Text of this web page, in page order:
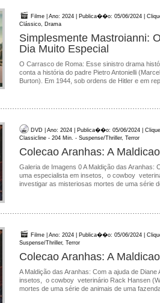
Filme | Ano: 2024 | Publica��o: 05/06/2024 |
Clássico, Drama
Simplesmente Mastroianni:
Dia Muito Especial
O Carrasco de Roma: Esse sinistro drama
conta a história do padre Pietro Antonielli
Burton). Em 1944, sob ordens de Hitler e em
DVD | Ano: 2024 | Publica��o: 05/06/2024 |
Classicline - 204 Min. - Suspense/Thriller, Terror
Colecao Aranhas: A
Galeria de Imagens 0 A Maldição das Aranhas:
uma especialista em insetos, o cowboy
investigar as misteriosas mortes de uma série
Filme | Ano: 2024 | Publica��o: 05/06/2024 |
Suspense/Thriller, Terror
Colecao Aranhas: A
A Maldição das Aranhas: Com a ajuda de
insetos, o cowboy veterinário Rack Hansen
mortes de uma série de animais de uma